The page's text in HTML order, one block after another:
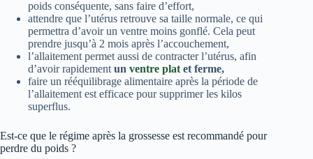
poids conséquente, sans faire d’effort,
attendre que l’utérus retrouve sa taille normale, ce qui
permettra d’avoir un ventre moins gonflé. Cela peut
prendre jusqu’à 2 mois après l’accouchement,
l’allaitement permet aussi de contracter l’utérus, afin
d’avoir rapidement un ventre plat et ferme,
faire un rééquilibrage alimentaire après la période de
l’allaitement est efficace pour supprimer les kilos
superflus.
Est-ce que le régime après la grossesse est recommandé pour
perdre du poids ?